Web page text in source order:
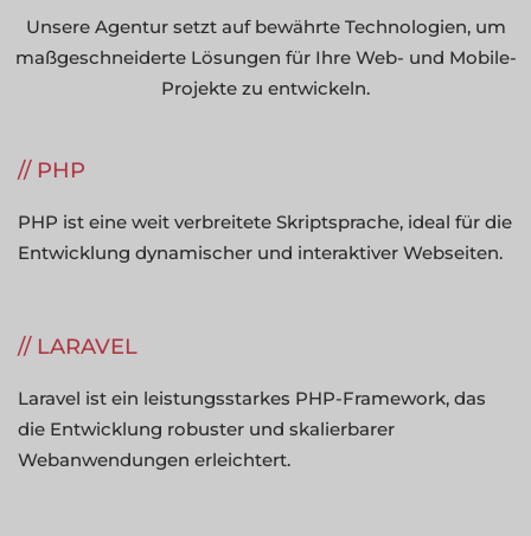
Unsere Agentur setzt auf bewährte Technologien, um
maßgeschneiderte Lösungen für Ihre Web- und Mobile-
Projekte zu entwickeln.
PHP
PHP ist eine weit verbreitete Skriptsprache, ideal für die
Entwicklung dynamischer und interaktiver Webseiten.
LARAVEL
Laravel ist ein leistungsstarkes PHP-Framework, das
die Entwicklung robuster und skalierbarer
Webanwendungen erleichtert.